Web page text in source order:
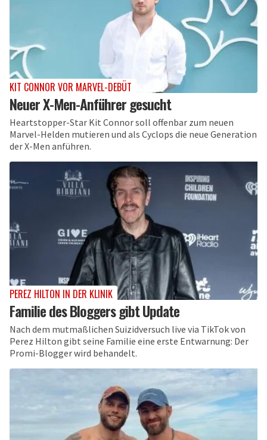
KIT CONNOR VOR MARVEL-DEBÜT
Neuer X-Men-Anführer gesucht
Heartstopper-Star Kit Connor soll offenbar zum neuen
Marvel-Helden mutieren und als Cyclops die neue Generation
der X-Men anführen.
PEREZ HILTON IN DER KLINIK
Familie des Bloggers gibt Update
Nach dem mutmaßlichen Suizidversuch live via TikTok von
Perez Hilton gibt seine Familie eine erste Entwarnung: Der
Promi-Blogger wird behandelt.